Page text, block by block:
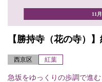
11
【勝持寺（花の寺）
西京区 紅葉
急坂をゆっくりの歩調で進